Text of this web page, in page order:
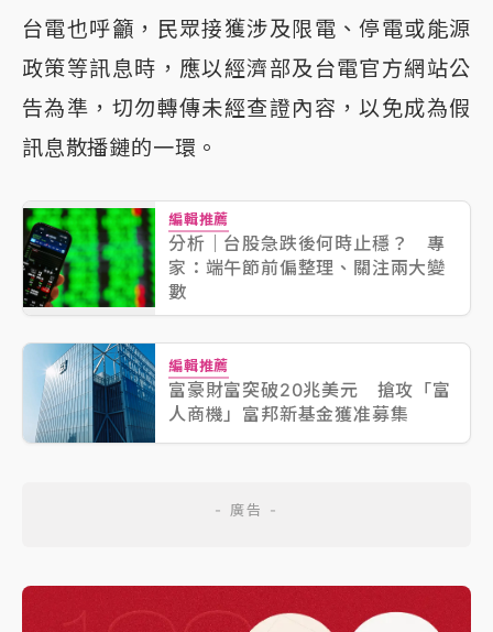
台電也呼籲，民眾接獲涉及限電、停電或能源
政策等訊息時，應以經濟部及台電官方網站公
告為準，切勿轉傳未經查證內容，以免成為假
訊息散播鏈的一環。
編輯推薦
分析｜台股急跌後何時止穩？ 專
家：端午節前偏整理、關注兩大變
數
編輯推薦
富豪財富突破20兆美元 搶攻「富
人商機」富邦新基金獲准募集